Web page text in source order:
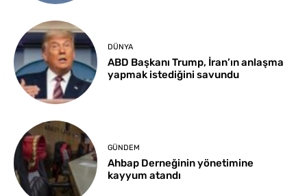
DÜNYA
ABD Başkanı Trump, İran’ın anlaşma
yapmak istediğini savundu
GÜNDEM
Ahbap Derneğinin yönetimine
kayyum atandı